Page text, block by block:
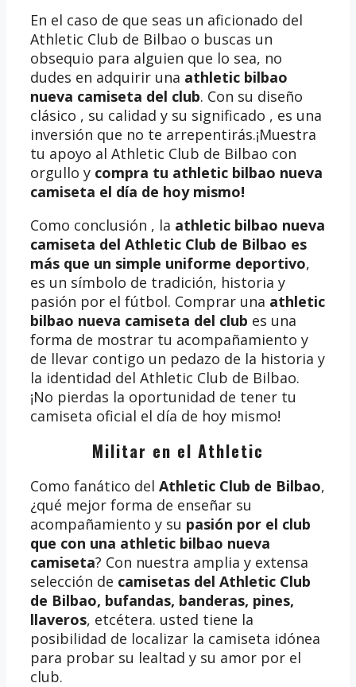
En el caso de que seas un aficionado del
Athletic Club de Bilbao o buscas un
obsequio para alguien que lo sea, no
dudes en adquirir una athletic bilbao
nueva camiseta del club. Con su diseño
clásico , su calidad y su significado , es una
inversión que no te arrepentirás.¡Muestra
tu apoyo al Athletic Club de Bilbao con
orgullo y compra tu athletic bilbao nueva
camiseta el día de hoy mismo!
Como conclusión , la athletic bilbao nueva
camiseta del Athletic Club de Bilbao es
más que un simple uniforme deportivo,
es un símbolo de tradición, historia y
pasión por el fútbol. Comprar una athletic
bilbao nueva camiseta del club es una
forma de mostrar tu acompañamiento y
de llevar contigo un pedazo de la historia y
la identidad del Athletic Club de Bilbao.
¡No pierdas la oportunidad de tener tu
camiseta oficial el día de hoy mismo!
Militar en el Athletic
Como fanático del Athletic Club de Bilbao,
¿qué mejor forma de enseñar su
acompañamiento y su pasión por el club
que con una athletic bilbao nueva
camiseta? Con nuestra amplia y extensa
selección de camisetas del Athletic Club
de Bilbao, bufandas, banderas, pines,
llaveros, etcétera. usted tiene la
posibilidad de localizar la camiseta idónea
para probar su lealtad y su amor por el
club.